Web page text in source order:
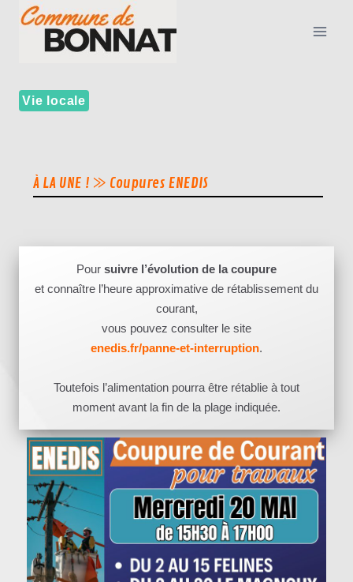
Vie locale
À LA UNE ! ⨠ Coupures ENEDIS
Pour suivre l’évolution de la coupure
et connaître l’heure approximative de rétablissement du
courant,
vous pouvez consulter le site
enedis.fr/panne-et-interruption.
Toutefois l’alimentation pourra être rétablie à tout
moment avant la fin de la plage indiquée.